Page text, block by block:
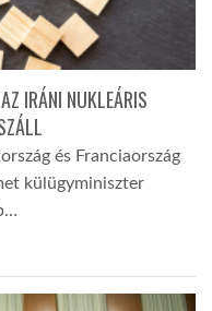
IRÁNI NUKLEÁRIS
és Franciaország
külügyminiszter